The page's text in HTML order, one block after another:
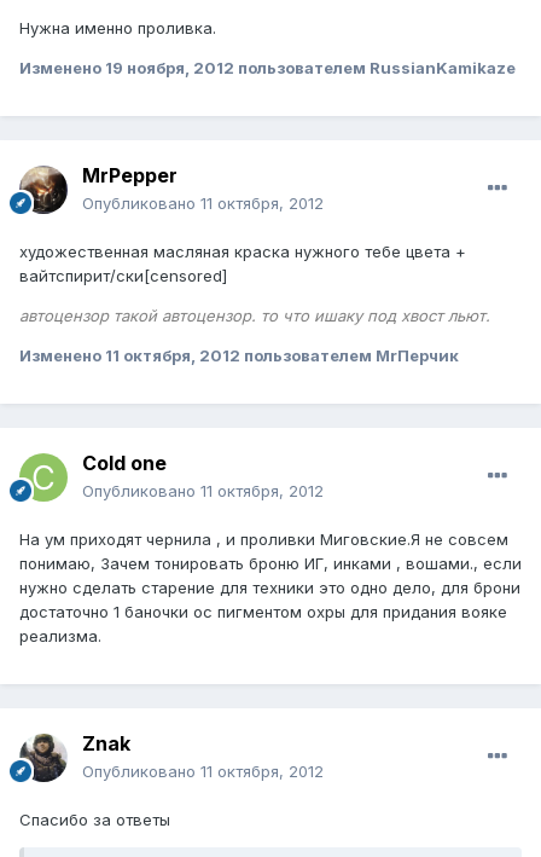
Нужна именно проливка.
Изменено 19 ноября, 2012 пользователем RussianKamikaze
MrPepper
Опубликовано 11 октября, 2012
художественная масляная краска нужного тебе цвета +
вайтспирит/ски[censored]
автоцензор такой автоцензор. то что ишаку под хвост льют.
Изменено 11 октября, 2012 пользователем MrПерчик
Cold one
Опубликовано 11 октября, 2012
На ум приходят чернила , и проливки Миговские.Я не совсем
понимаю, Зачем тонировать броню ИГ, инками , вошами., если
нужно сделать старение для техники это одно дело, для брони
достаточно 1 баночки ос пигментом охры для придания вояке
реализма.
Znak
Опубликовано 11 октября, 2012
Спасибо за ответы